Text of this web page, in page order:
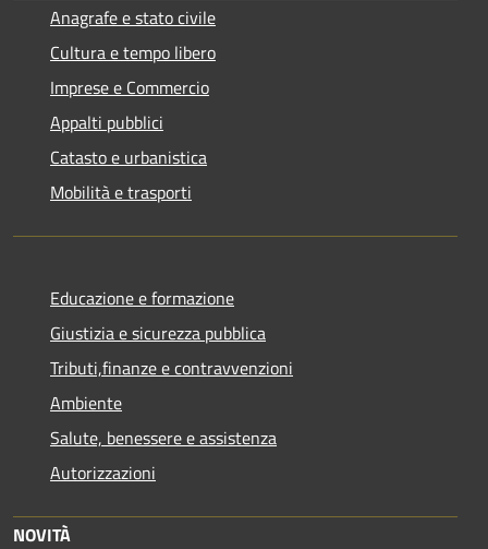
Anagrafe e stato civile
Cultura e tempo libero
Imprese e Commercio
Appalti pubblici
Catasto e urbanistica
Mobilità e trasporti
Educazione e formazione
Giustizia e sicurezza pubblica
Tributi,finanze e contravvenzioni
Ambiente
Salute, benessere e assistenza
Autorizzazioni
NOVITÀ